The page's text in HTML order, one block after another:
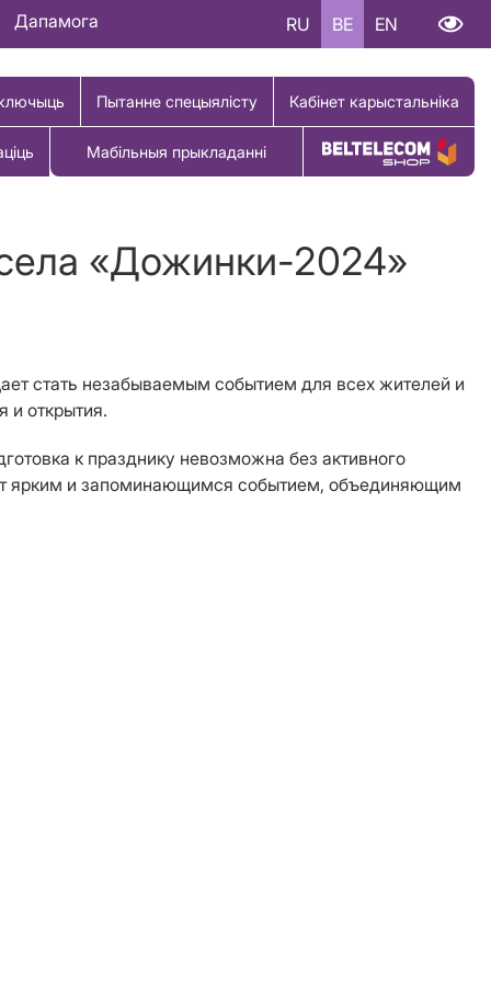
Дапамога RU BE EN
Пытанне спецыялісту Кабінет карыстальніка
Мабільныя прыкладанні Купіць тавар
«Дожинки-2024»
стать незабываемым событием для всех жителей и
и открытия.
к празднику невозможна без активного
ярким и запоминающимся событием, объединяющим